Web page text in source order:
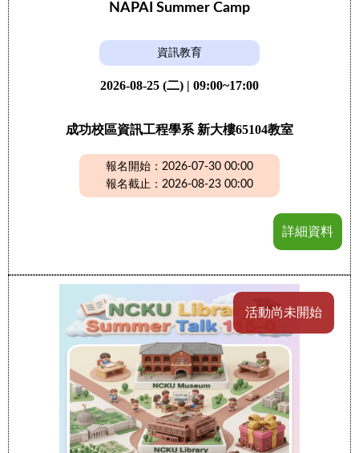
NAPAI Summer Camp
資訊教育
2026-08-25 (二) | 09:00~17:00
成功校區資訊工程學系 新大樓65104教室
報名開始：2026-07-30 00:00
報名截止：2026-08-23 00:00
詳細資料
活動尚未開始